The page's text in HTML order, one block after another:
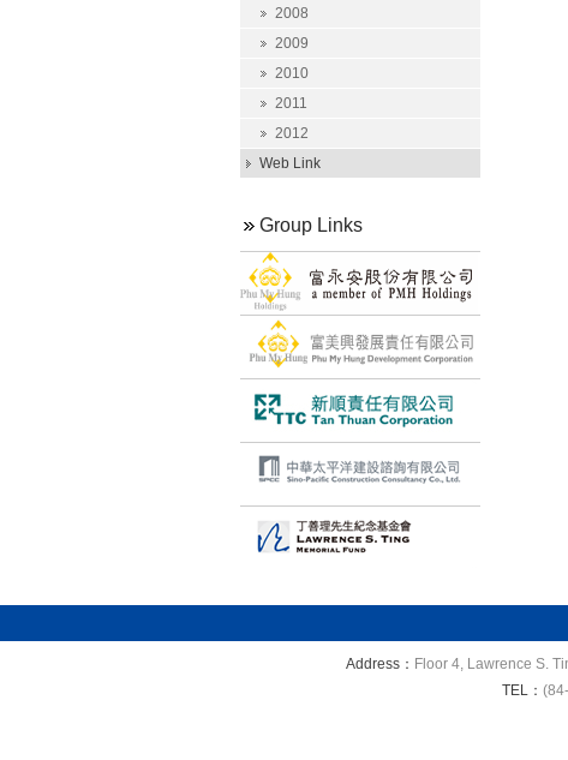
2008
2009
2010
2011
2012
Web Link
Group Links
Address： Floor 4, Lawrence S.
TEL：